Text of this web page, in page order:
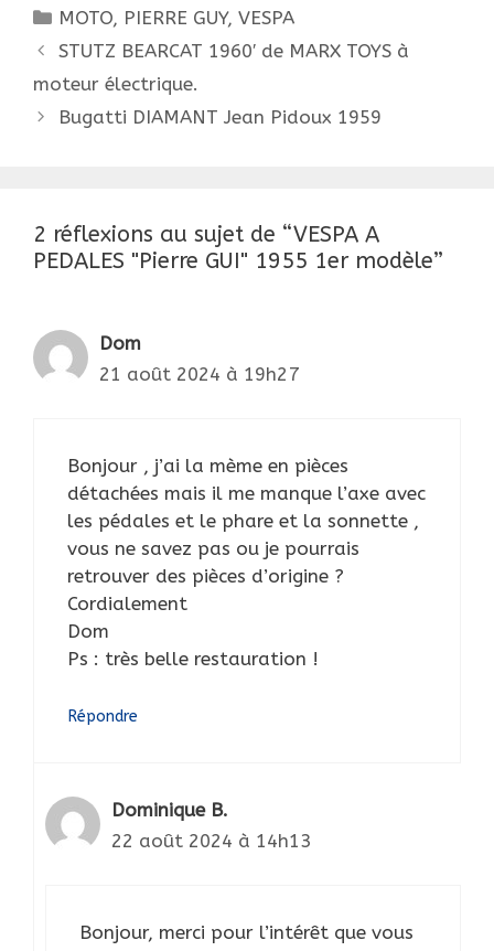
poignée, et d'un
carénage allégé de…
Catégories
MOTO, PIERRE GUY,VESPA
Navigation
STUTZ BEARCAT 1960′ de MARX TOYS à
moteur électrique.
Bugatti DIAMANT Jean Pidoux 1959
2 réflexions au sujet de “VESPA A
PEDALES "Pierre GUI" 1955 1er modèle”
Dom
21 août 2024 à 19h27
Bonjour , j’ai la mème en pièces
détachées mais il me manque l’axe avec
les pédales et le phare et la sonnette ,
vous ne savez pas ou je pourrais
retrouver des pièces d’origine ?
Cordialement
Dom
Ps : très belle restauration !
Répondre
Dominique B.
22 août 2024 à 14h13
Bonjour, merci pour l’intérêt que vous